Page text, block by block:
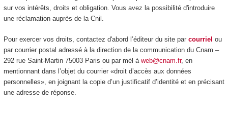
sur vos intérêts, droits et obligation. Vous avez la possibilité d'introduire
une réclamation auprès de la Cnil.
Pour exercer vos droits, contactez d'abord l’éditeur du site par courriel ou
par courrier postal adressé à la direction de la communication du Cnam –
292 rue Saint-Martin 75003 Paris ou par mél à web@cnam.fr, en
mentionnant dans l’objet du courrier «droit d’accès aux données
personnelles», en joignant la copie d’un justificatif d’identité et en précisant
une adresse de réponse.